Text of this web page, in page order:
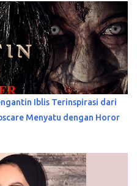
Iblis Terinspirasi dari
Menyatu dengan Horor